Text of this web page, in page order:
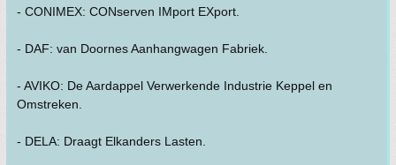
- CONIMEX: CONserven IMport EXport.
- DAF: van Doornes Aanhangwagen Fabriek.
- AVIKO: De Aardappel Verwerkende Industrie Keppel en
Omstreken.
- DELA: Draagt Elkanders Lasten.